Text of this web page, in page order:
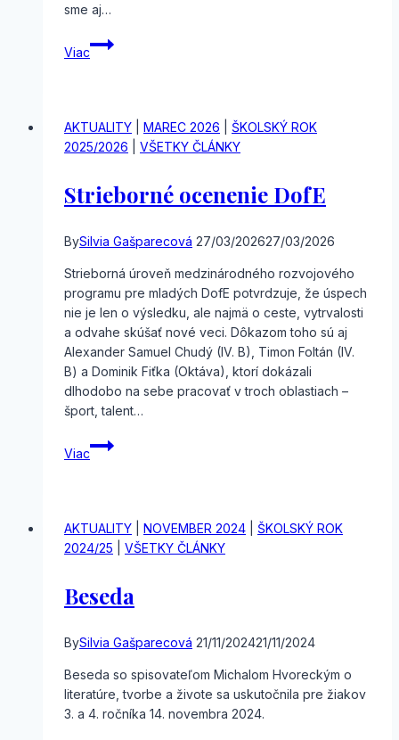
sme aj…
Viac
Holokaust
–
AKTUALITY
MAREC 2026
ŠKOLSKÝ ROK
2025/2026
VŠETKY ČLÁNKY
Strieborné ocenenie DofE
BySilvia Gašparecová 27/03/202627/03/2026
Strieborná úroveň medzinárodného rozvojového
programu pre mladých DofE potvrdzuje, že úspech
nie je len o výsledku, ale najmä o ceste, vytrvalosti
a odvahe skúšať nové veci. Dôkazom toho sú aj
Alexander Samuel Chudý (IV. B), Timon Foltán (IV.
B) a Dominik Fiťka (Oktáva), ktorí dokázali
dlhodobo na sebe pracovať v troch oblastiach –
šport, talent…
Viac
Strieborné
ocenenie
AKTUALITY NOVEMBER 2024
ŠKOLSKÝ ROK
2024/25
VŠETKY ČLÁNKY
Beseda
BySilvia Gašparecová 21/11/202421/11/2024
Beseda so spisovateľom Michalom Hvoreckým o
literatúre, tvorbe a živote sa uskutočnila pre žiakov
3. a 4. ročníka 14. novembra 2024.